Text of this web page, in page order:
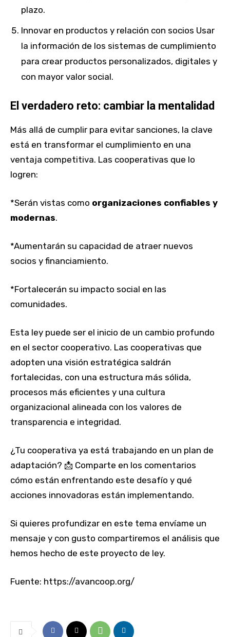
plazo.
Innovar en productos y relación con socios Usar
la información de los sistemas de cumplimiento
para crear productos personalizados, digitales y
con mayor valor social.
El verdadero reto: cambiar la mentalidad
Más allá de cumplir para evitar sanciones, la clave
está en transformar el cumplimiento en una
ventaja competitiva. Las cooperativas que lo
logren:
*Serán vistas como organizaciones confiables y
modernas.
*Aumentarán su capacidad de atraer nuevos
socios y financiamiento.
*Fortalecerán su impacto social en las
comunidades.
Esta ley puede ser el inicio de un cambio profundo
en el sector cooperativo. Las cooperativas que
adopten una visión estratégica saldrán
fortalecidas, con una estructura más sólida,
procesos más eficientes y una cultura
organizacional alineada con los valores de
transparencia e integridad.
¿Tu cooperativa ya está trabajando en un plan de
adaptación? 📩 Comparte en los comentarios
cómo están enfrentando este desafío y qué
acciones innovadoras están implementando.
Si quieres profundizar en este tema envíame un
mensaje y con gusto compartiremos el análisis que
hemos hecho de este proyecto de ley.
Fuente: https://avancoop.org/